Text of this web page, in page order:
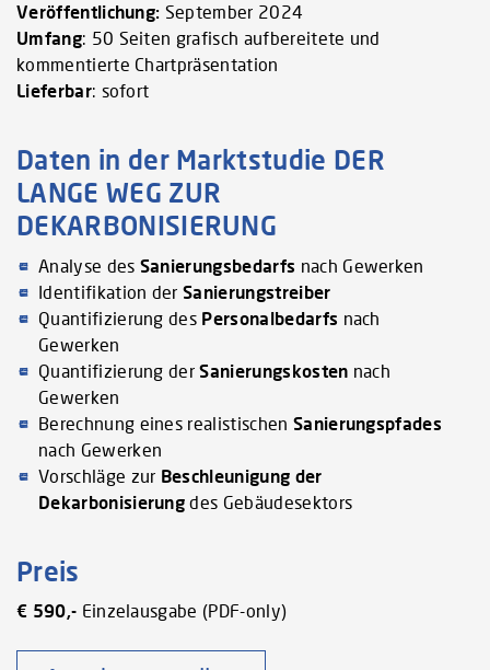
Veröffentlichung: September 2024
Umfang: 50 Seiten grafisch aufbereitete und
kommentierte Chartpräsentation
Lieferbar: sofort
Daten in der Marktstudie DER
LANGE WEG ZUR
DEKARBONISIERUNG
Analyse des Sanierungsbedarfs nach Gewerken
Identifikation derSanierungstreiber
Quantifizierung des Personalbedarfs nach
Gewerken
Quantifizierung derSanierungskosten nach
Gewerken
Berechnung eines realistischen Sanierungspfades
nach Gewerken
Vorschläge zur Beschleunigung der
Dekarbonisierung des Gebäudesektors
Preis
€ 590,- Einzelausgabe (PDF-only)